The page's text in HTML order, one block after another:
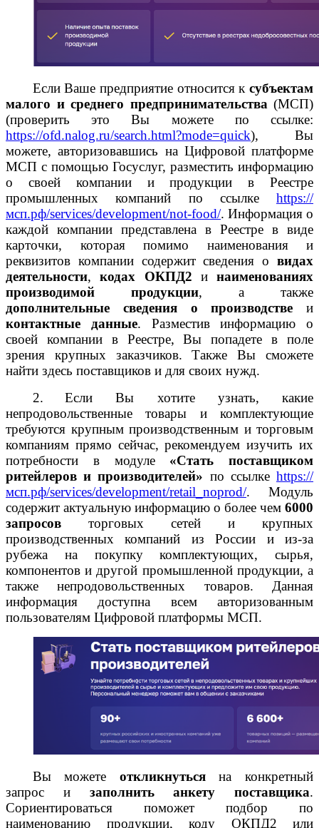
Если Ваше предприятие относится к субъектам
малого и среднего предпринимательства (МСП)
(проверить это Вы можете по ссылке:
https://ofd.nalog.ru/search.html?mode=quick), Вы
можете, авторизовавшись на Цифровой платформе
МСП с помощью Госуслуг, разместить информацию
о своей компании и продукции в Реестре
промышленных компаний по ссылке https://
мсп.рф/services/development/not-food/. Информация о
каждой компании представлена в Реестре в виде
карточки, которая помимо наименования и
реквизитов компании содержит сведения о видах
деятельности,кодах ОКПД2 и наименованиях
производимой продукции, а также
дополнительные сведения о производстве и
контактные данные. Разместив информацию о
своей компании в Реестре, Вы попадете в поле
зрения крупных заказчиков. Также Вы сможете
найти здесь поставщиков и для своих нужд.
2.
Если Вы хотите узнать, какие
непродовольственные товары и комплектующие
требуются крупным производственным и торговым
компаниям прямо сейчас, рекомендуем изучить их
потребности в модуле «Стать поставщиком
ритейлеров и производителей» по ссылкеhttps://
мсп.рф/services/development/retail noprod/. Модуль
содержит актуальную информацию о более чем 6000
запросов торговых сетей и крупных
производственных компаний из России и из-за
рубежа на покупку комплектующих, сырья,
компонентов и другой промышленной продукции, а
также непродовольственных товаров. Данная
информация доступна всем авторизованным
пользователям Цифровой платформы МСП.
Вы можете откликнутьсяна конкретный
запрос и заполнить анкету поставщика.
Сориентироваться поможет подбор по
наименованию продукции, коду ОКПД2 или